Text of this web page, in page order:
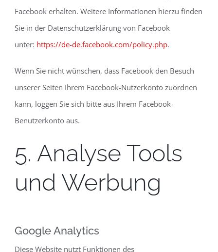
Facebook erhalten. Weitere Informationen hierzu finden
Sie in der Datenschutzerklärung von Facebook
unter: https://de-de.facebook.com/policy.php.
Wenn Sie nicht wünschen, dass Facebook den Besuch
unserer Seiten Ihrem Facebook-Nutzerkonto zuordnen
kann, loggen Sie sich bitte aus Ihrem Facebook-
Benutzerkonto aus.
5. Analyse Tools
und Werbung
Google Analytics
Diese Website nutzt Funktionen des